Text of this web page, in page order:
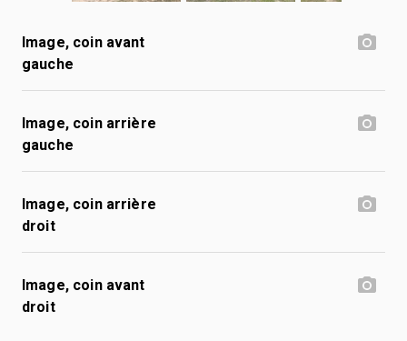
Image, coin avant
gauche
Image, coin arrière
gauche
Image, coin arrière
droit
Image, coin avant
droit